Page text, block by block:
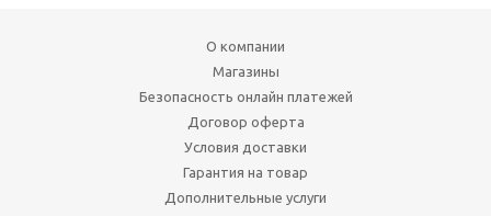
О компании
Магазины
Безопасность онлайн платежей
Договор оферта
Условия доставки
Гарантия на товар
Дополнительные услуги